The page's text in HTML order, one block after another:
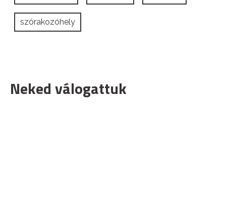
szórakozóhely
Neked válogattuk